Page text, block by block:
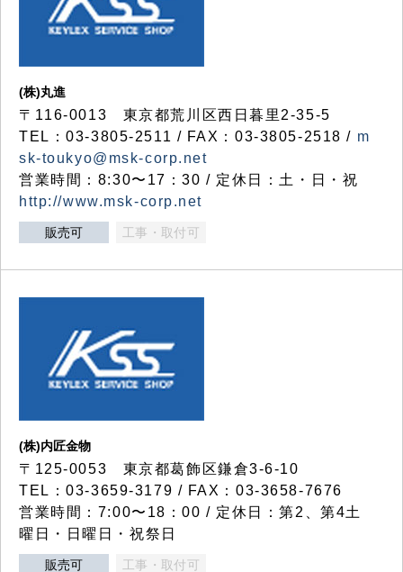
(株)丸進
〒116-0013 東京都荒川区西日暮里2-35-5
TEL：03-3805-2511 / FAX：03-3805-2518 / m
sk-toukyo@msk-corp.net
営業時間：8:30〜17：30 / 定休日：土・日・祝
http://www.msk-corp.net
販売可 工事・取付可
(株)内匠金物
〒125-0053 東京都葛飾区鎌倉3-6-10
TEL：03-3659-3179 / FAX：03-3658-7676
営業時間：7:00〜18：00 / 定休日：第2、第4土
曜日・日曜日・祝祭日
販売可 工事・取付可